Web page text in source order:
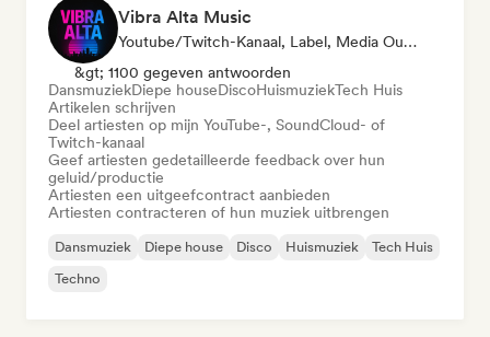
Vibra Alta Music
Youtube/Twitch-Kanaal, Label, Media Outlet/Journalist, Uitgever, Geluidsexpert
&gt; 1100 gegeven antwoorden
DansmuziekDiepe houseDiscoHuismuziekTech Huis
Artikelen schrijven
Deel artiesten op mijn YouTube-, SoundCloud- of
Twitch-kanaal
Geef artiesten gedetailleerde feedback over hun
geluid/productie
Artiesten een uitgeefcontract aanbieden
Artiesten contracteren of hun muziek uitbrengen
Dansmuziek Diepe house Disco Huismuziek
Tech Huis
Techno